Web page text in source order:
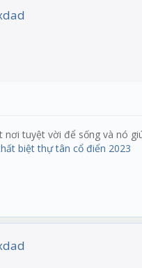
tuyệt vời để sống và nó
biệt thự tân cổ điển 2023